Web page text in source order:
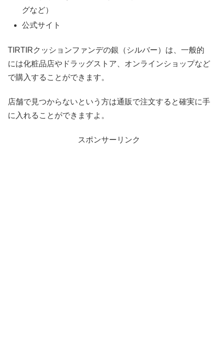
グなど）
公式サイト
TIRTIRクッションファンデの銀（シルバー）は、一般的
には化粧品店やドラッグストア、オンラインショップなど
で購入することができます。
店舗で見つからないという方は通販で注文すると確実に手
に入れることができますよ。
スポンサーリンク